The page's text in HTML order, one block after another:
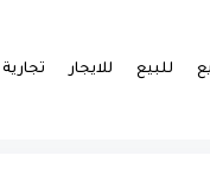
للبيع للايجار تجارية